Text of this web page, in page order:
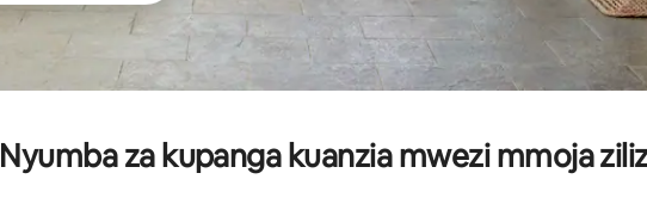
Nyumba za kupanga kuanzia mwezi mmoja